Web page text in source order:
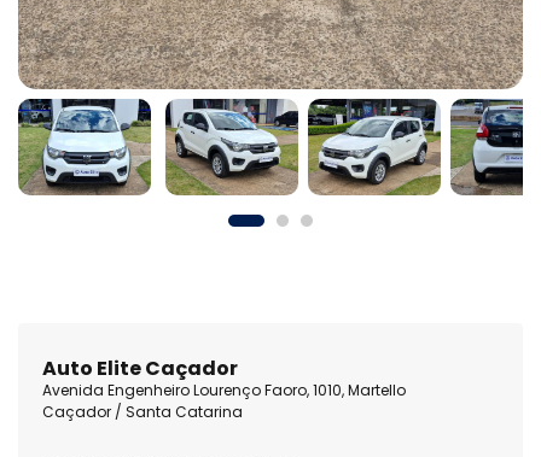
Auto Elite Caçador
Avenida Engenheiro Lourenço Faoro, 1010, Martello
Caçador / Santa Catarina